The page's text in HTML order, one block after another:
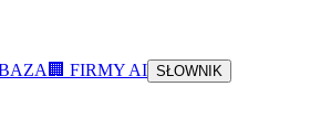
🏢 FIRMY AI SŁOWNIK